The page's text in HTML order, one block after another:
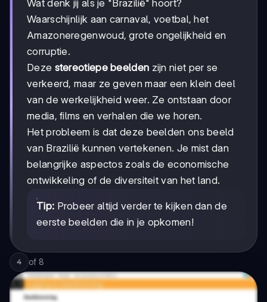
Wat denk jij als je "Brazilië" hoort?
Waarschijnlijk aan carnaval, voetbal, het
Amazoneregenwoud, grote ongelijkheid en
corruptie.
Deze stereotiepe beelden zijn niet per se
verkeerd, maar ze geven maar een klein deel
van de werkelijkheid weer. Ze ontstaan door
media, films en verhalen die we horen.
Het probleem is dat deze beelden ons beeld
van Brazilië kunnen vertekenen. Je mist dan
belangrijke aspectos zoals de economische
ontwikkeling of de diversiteit van het land.
Tip: Probeer altijd verder te kijken dan de
eerste beelden die in je opkomen!
4 of 8